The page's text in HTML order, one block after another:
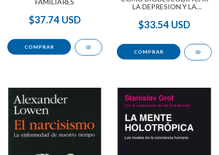
FAMILIARES
$37.74 USD
LA DEPRESION Y LA
$33.54 USD